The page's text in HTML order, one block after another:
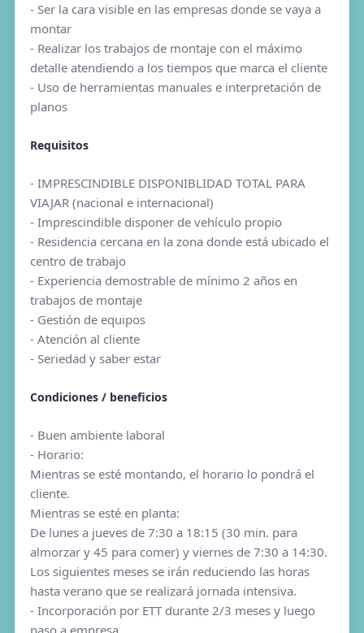
- Ser la cara visible en las empresas donde se vaya a
montar
- Realizar los trabajos de montaje con el máximo
detalle atendiendo a los tiempos que marca el cliente
- Uso de herramientas manuales e interpretación de
planos
Requisitos
- IMPRESCINDIBLE DISPONIBLIDAD TOTAL PARA
VIAJAR (nacional e internacional)
- Imprescindible disponer de vehículo propio
- Residencia cercana en la zona donde está ubicado el
centro de trabajo
- Experiencia demostrable de mínimo 2 años en
trabajos de montaje
- Gestión de equipos
- Atención al cliente
- Seriedad y saber estar
Condiciones / beneficios
- Buen ambiente laboral
- Horario:
Mientras se esté montando, el horario lo pondrá el
cliente.
Mientras se esté en planta:
De lunes a jueves de 7:30 a 18:15 (30 min. para
almorzar y 45 para comer) y viernes de 7:30 a 14:30.
Los siguientes meses se irán reduciendo las horas
hasta verano que se realizará jornada intensiva.
- Incorporación por ETT durante 2/3 meses y luego
paso a empresa